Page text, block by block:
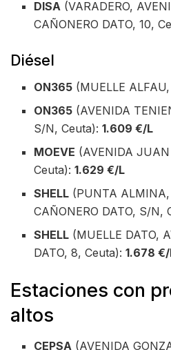
DISA (VARADERO,
CAÑONERO DATO, 10,
Diésel
ON365 (MUELLE
ON365 (AVENIDA
S/N, Ceuta):1.609 €/L
MOEVE (AVENIDA
Ceuta):1.629 €/L
SHELL (PUNTA
CAÑONERO DATO, S/N,
SHELL (MUELLE DATO,
DATO, 8, Ceuta):1.678
Estaciones con
altos
CEPSA (AVENIDA